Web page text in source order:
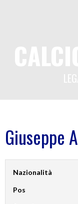
Giuseppe
Nazionalità
Pos